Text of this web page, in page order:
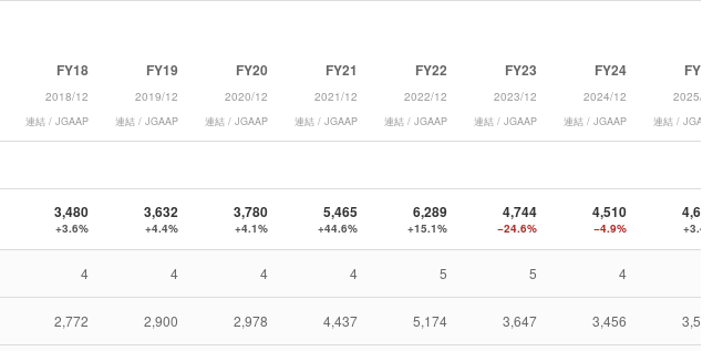
FY18
2018/12
連結 / JGAAP
FY19
2019/12
連結 / JGAAP
FY20
2020/12
連結 / JGAAP
FY21
2021/12
連結 / JGAAP
FY22
2022/12
連結 / JGAAP
FY23
2023/12
連結 / JGAAP
FY24
2024/12
連結 / JGAAP
FY25
2025/12
連結 / JGAAP
3,480
+3.6%
3,632
+4.4%
3,780
+4.1%
5,465
+44.6%
6,289
+15.1%
4,744
−24.6%
4,510
−4.9%
4,662
+3.4%
4 4 4 4 5 5 4
2,772 2,900 2,978 4,437 5,174 3,647 3,456 3,550